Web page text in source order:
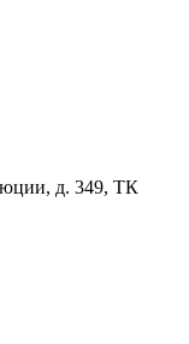
д. 349, ТК